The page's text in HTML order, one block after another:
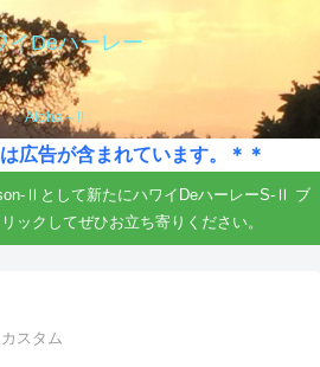
イDeハーレー
Aloha～!!
広告が含まれています。＊＊
Ⅱとして新たにハワイDeハーレーS-Ⅱ ブ
ックしてぜひお立ち寄りください。
スタム